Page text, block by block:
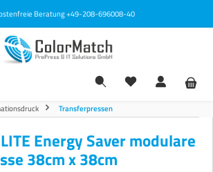
Beratung+49-208-696008-40
Transferpressen
Energy Saver modulare
38cm x 38cm